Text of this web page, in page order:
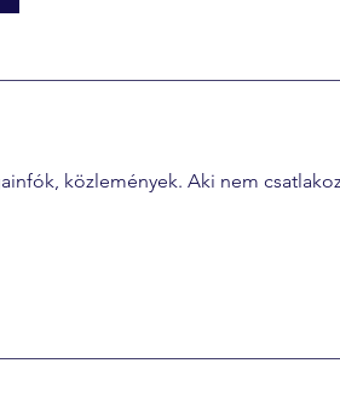
közlemények. Aki nem